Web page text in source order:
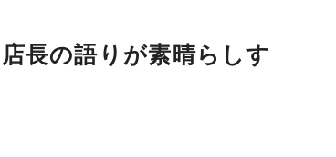
長の語りが素晴らしす